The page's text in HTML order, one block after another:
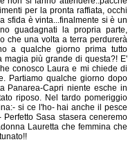
per la pronta raffiata, occhi
sfida è vinta...finalmente si è un
guadagnati la propria parte,
che una volta a terra perdurerà
a qualche giorno prima tutto
magia più grande di questa?! E'
conosco Laura e mi chiede di
Partiamo qualche giorno dopo
Panarea-Capri niente esche in
riposo. Nel tardo pomeriggio
si ce l'ho- hai anche il pesce
Sasa stasera ceneremo
Lauretta che femmina che